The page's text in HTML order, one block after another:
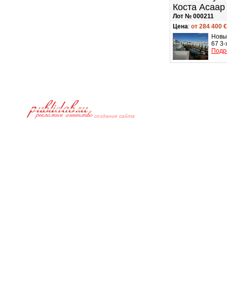
Коста Асаар
Лот № 000211
Цена: от 284 400 €
67 3-
cоздание сайта